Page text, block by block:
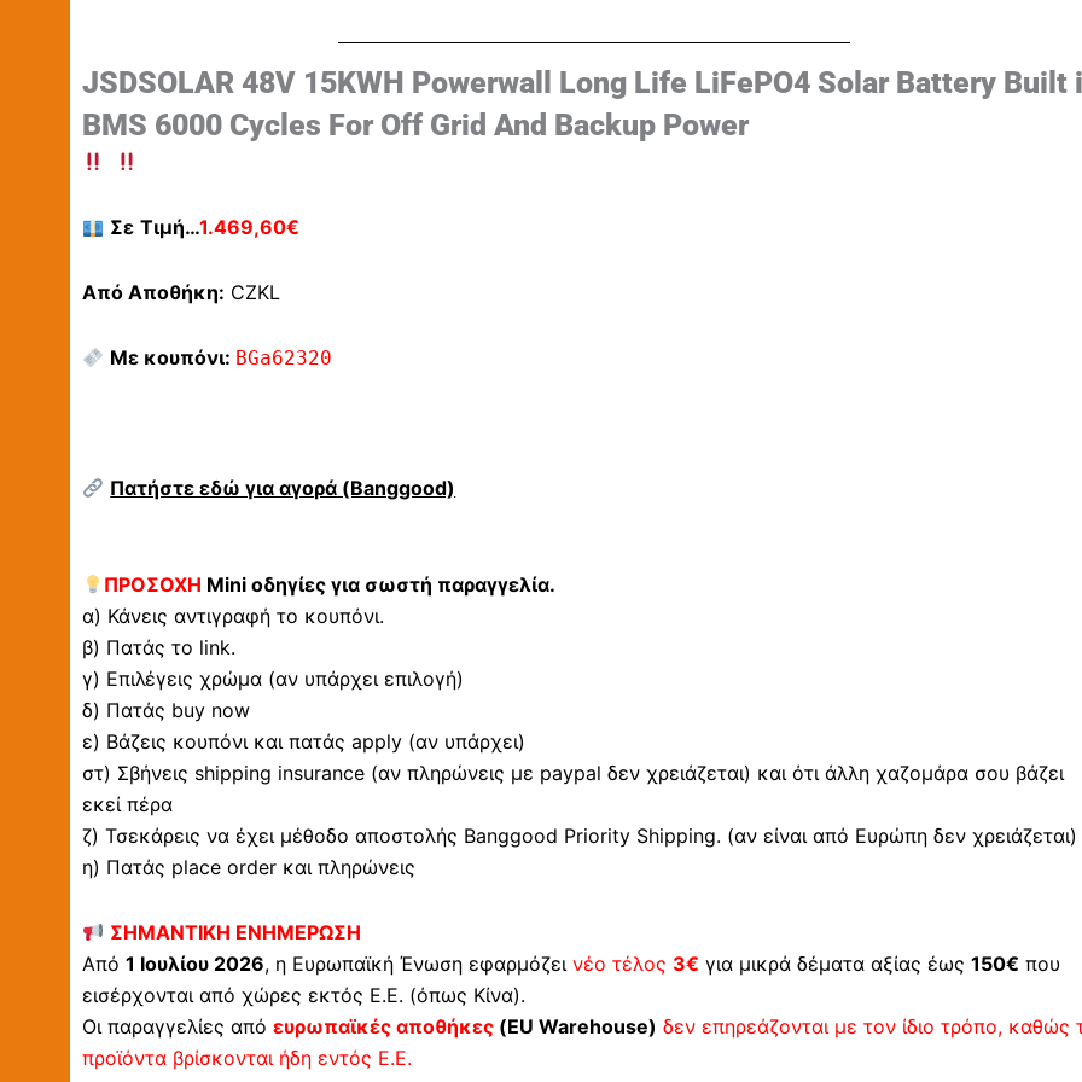
JSDSOLAR 48V 15KWH Powerwall Long Life LiFePO4 Solar Battery Built
BMS 6000 Cycles For Off Grid And Backup Power
Σε Τιμή…1.469,60€
Από Αποθήκη: CZKL
Με κουπόνι: BGa62320
Πατήστε εδώ για αγορά (Banggood)
ΠΡΟΣΟΧΗ Mini οδηγίες για σωστή παραγγελία.
α) Κάνεις αντιγραφή το κουπόνι.
β) Πατάς το link.
γ) Επιλέγεις χρώμα (αν υπάρχει επιλογή)
δ) Πατάς buy now
ε) Βάζεις κουπόνι και πατάς apply (αν υπάρχει)
στ) Σβήνεις shipping insurance (αν πληρώνεις με paypal δεν χρειάζεται) και ότι άλλη χαζομάρα σου βάζει
εκεί πέρα
ζ) Τσεκάρεις να έχει μέθοδο αποστολής Banggood Priority Shipping. (αν είναι από Ευρώπη δεν χρειάζεται)
η) Πατάς place order και πληρώνεις
ΣΗΜΑΝΤΙΚΗ ΕΝΗΜΕΡΩΣΗ
Από 1 Ιουλίου 2026, η Ευρωπαϊκή Ένωση εφαρμόζει νέο τέλος 3€ για μικρά δέματα αξίας έως 150€ που
εισέρχονται από χώρες εκτός Ε.Ε. (όπως Κίνα).
Οι παραγγελίες από ευρωπαϊκές αποθήκες (EU Warehouse) δεν επηρεάζονται με τον ίδιο τρόπο, καθώς
προϊόντα βρίσκονται ήδη εντός Ε.Ε.